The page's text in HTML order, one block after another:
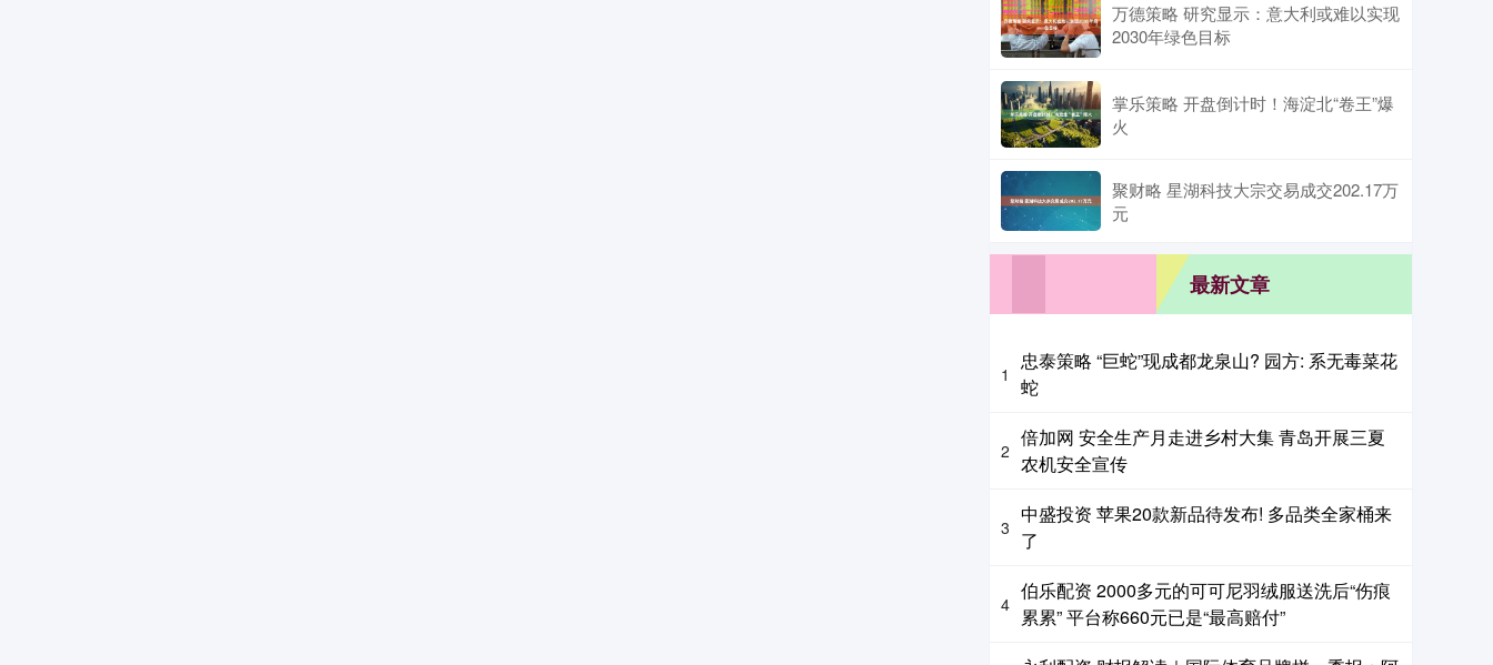
万德策略 研究显示：意大利或难以实现
2030年绿色目标
掌乐策略 开盘倒计时！海淀北“卷王”爆
火
聚财略 星湖科技大宗交易成交202.17万
元
最新文章
1
忠泰策略 “巨蛇”现成都龙泉山? 园方: 系无毒菜花
蛇
2
倍加网 安全生产月走进乡村大集 青岛开展三夏
农机安全宣传
3
中盛投资 苹果20款新品待发布! 多品类全家桶来
了
4
伯乐配资 2000多元的可可尼羽绒服送洗后“伤痕
累累” 平台称660元已是“最高赔付”